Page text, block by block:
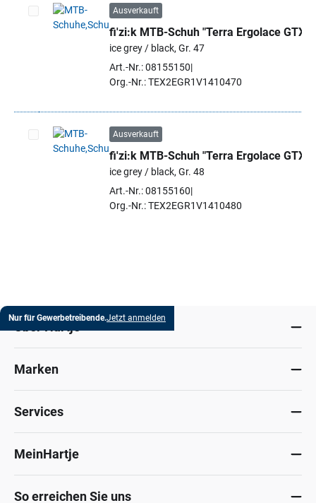
Artikel auswählen
Ausverkauft
fi'zi:k MTB-Schuh "Terra Ergolace GTX"
ice grey / black, Gr. 47
Art.-Nr.: 08155150
Org.-Nr.: TEX2EGR1V1410470
Artikel auswählen
Ausverkauft
fi'zi:k MTB-Schuh "Terra Ergolace GTX"
ice grey / black, Gr. 48
Art.-Nr.: 08155160
Org.-Nr.: TEX2EGR1V1410480
Nur für Gewerbetreibende.Jetzt anmelden
Marken
Services
MeinHartje
So erreichen Sie uns